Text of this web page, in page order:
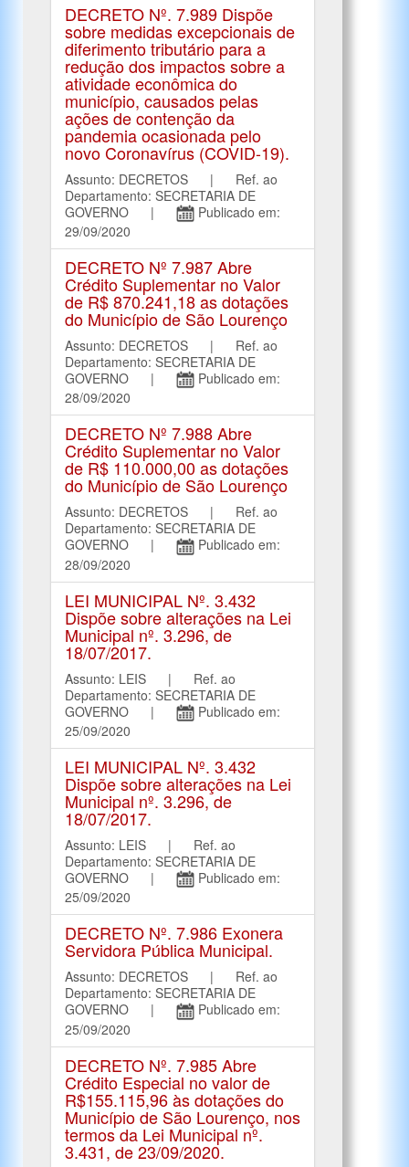
DECRETO Nº. 7.989 Dispõe
sobre medidas excepcionais de
diferimento tributário para a
redução dos impactos sobre a
atividade econômica do
município, causados pelas
ações de contenção da
pandemia ocasionada pelo
novo Coronavírus (COVID-19).
Assunto: DECRETOS | Ref. ao
Departamento: SECRETARIA DE
GOVERNO |
Publicado em:
29/09/2020
DECRETO Nº 7.987 Abre
Crédito Suplementar no Valor
de R$ 870.241,18 as dotações
do Município de São Lourenço
Assunto: DECRETOS | Ref. ao
Departamento: SECRETARIA DE
GOVERNO |
Publicado em:
28/09/2020
DECRETO Nº 7.988 Abre
Crédito Suplementar no Valor
de R$ 110.000,00 as dotações
do Município de São Lourenço
Assunto: DECRETOS | Ref. ao
Departamento: SECRETARIA DE
GOVERNO |
Publicado em:
28/09/2020
LEI MUNICIPAL Nº. 3.432
Dispõe sobre alterações na Lei
Municipal nº. 3.296, de
18/07/2017.
Assunto: LEIS | Ref. ao
Departamento: SECRETARIA DE
GOVERNO |
Publicado em:
25/09/2020
LEI MUNICIPAL Nº. 3.432
Dispõe sobre alterações na Lei
Municipal nº. 3.296, de
18/07/2017.
Assunto: LEIS | Ref. ao
Departamento: SECRETARIA DE
GOVERNO |
Publicado em:
25/09/2020
DECRETO Nº. 7.986 Exonera
Servidora Pública Municipal.
Assunto: DECRETOS | Ref. ao
Departamento: SECRETARIA DE
GOVERNO |
Publicado em:
25/09/2020
DECRETO Nº. 7.985 Abre
Crédito Especial no valor de
R$155.115,96 às dotações do
Município de São Lourenço, nos
termos da Lei Municipal nº.
3.431, de 23/09/2020.